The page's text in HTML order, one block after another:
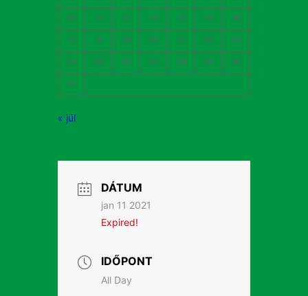
10 11 12 13 14 15 16
17 18 19 20 21 22 23
24 25 26 27 28 29 30
31
« júl
DÁTUM
jan 11 2021
Expired!
IDŐPONT
All Day